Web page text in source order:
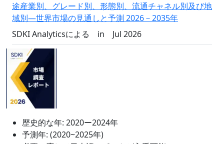
途産業別、グレード別、形態別、流通チャネル別及び地
域別―世界市場の見通しと予測 2026－2035年
SDKI Analyticsによる
in Jul 2026
歴史的な年: 2020ー2024年
予測年: (2020~2025年)